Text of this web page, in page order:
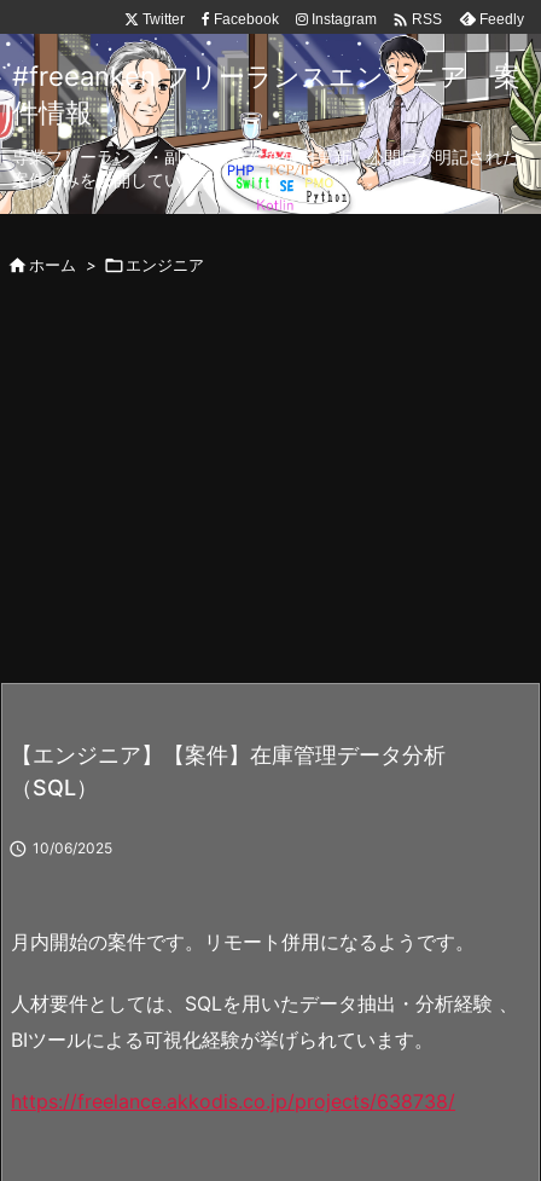
Twitter Facebook Instagram  RSS Feedly
#freeanken フリーランスエンジニア 案
件情報
専業フリーランス・副業向け案件を毎日更新！公開日が明記された
案件のみを公開しています。
ホーム > エンジニア
【エンジニア】【案件】在庫管理データ分析
（SQL）
 10/06/2025
月内開始の案件です。リモート併用になるようです。
人材要件としては、SQLを用いたデータ抽出・分析経験 、
BIツールによる可視化経験が挙げられています。
https://freelance.akkodis.co.jp/projects/638738/